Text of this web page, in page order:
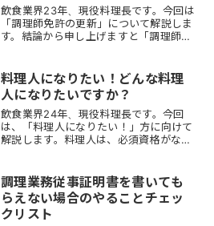
飲食業界23年、現役料理長です。今回は
「調理師免許の更新」について解説しま
す。結論から申し上げますと「調理師免
により「申請する」必要はあります。調
理師免許の更新は何年？...
料理人になりたい！どんな料理
人になりたいですか？
飲食業界24年、現役料理長です。今回
は、「料理人になりたい！」方に向けて
解説します。料理人は、必須資格がない
料理人になるためには「専門学校進学」
や「働くお店を選ぶ」など...
調理業務従事証明書を書いても
らえない場合のやることチェッ
クリスト